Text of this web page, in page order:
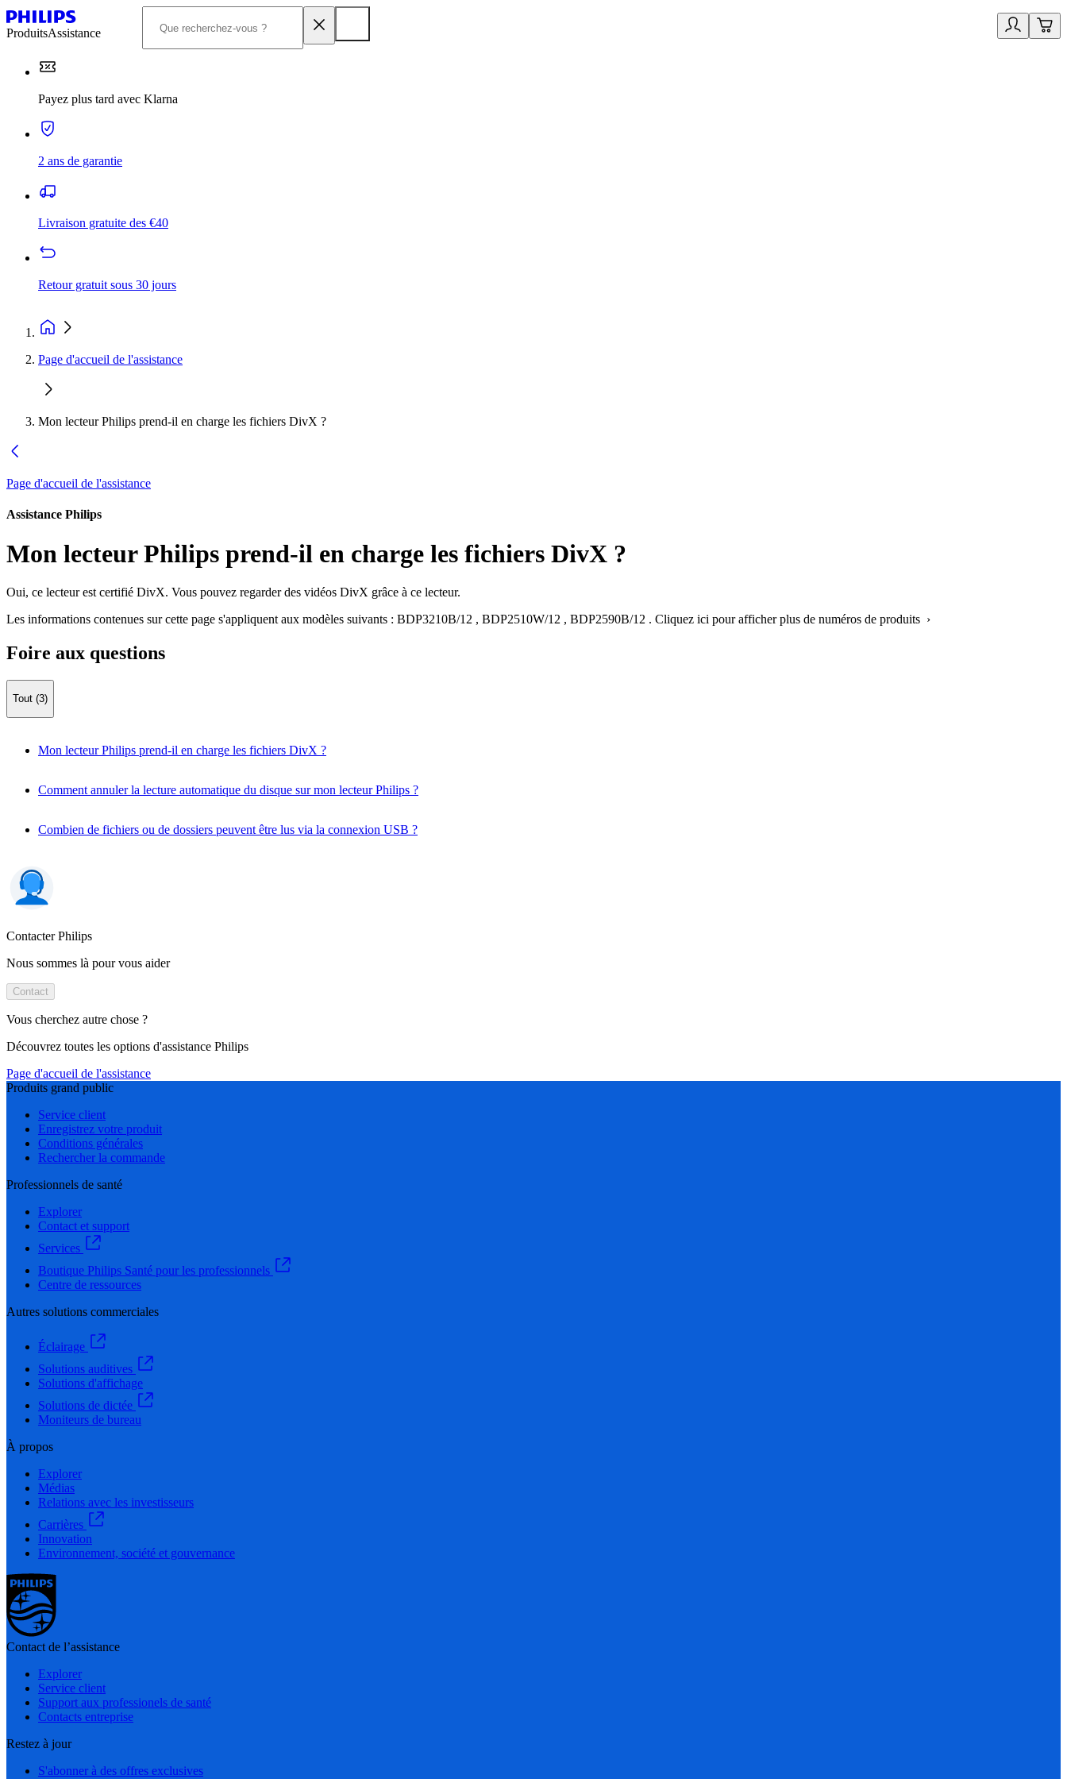
ProduitsAssistance
Payez plus tard avec Klarna
2 ans de garantie
Livraison gratuite des €40
Retour gratuit sous 30 jours
Page d'accueil de l'assistance
Mon lecteur Philips prend-il en charge les fichiers DivX ?
Page d'accueil de l'assistance
Assistance Philips
Mon lecteur Philips prend-il en charge les fichiers DivX ?
Oui, ce lecteur est certifié DivX. Vous pouvez regarder des vidéos DivX grâce à ce lecteur.
Les informations contenues sur cette page s'appliquent aux modèles suivants : BDP3210B/12 , BDP2510W/12 , BDP2590B/12 . Cliquez ici pour afficher plus de numéros de produits ›
Foire aux questions
Tout (3)
Mon lecteur Philips prend-il en charge les fichiers DivX ?
Comment annuler la lecture automatique du disque sur mon lecteur Philips ?
Combien de fichiers ou de dossiers peuvent être lus via la connexion USB ?
Contacter Philips
Nous sommes là pour vous aider
Contact
Vous cherchez autre chose ?
Découvrez toutes les options d'assistance Philips
Page d'accueil de l'assistance
Produits grand public
Service client
Enregistrez votre produit
Conditions générales
Rechercher la commande
Professionnels de santé
Explorer
Contact et support
Services
Boutique Philips Santé pour les professionnels
Centre de ressources
Autres solutions commerciales
Éclairage
Solutions auditives
Solutions d'affichage
Solutions de dictée
Moniteurs de bureau
À propos
Explorer
Médias
Relations avec les investisseurs
Carrières
Innovation
Environnement, société et gouvernance
Contact de l’assistance
Explorer
Service client
Support aux professionels de santé
Contacts entreprise
Restez à jour
S'abonner à des offres exclusives